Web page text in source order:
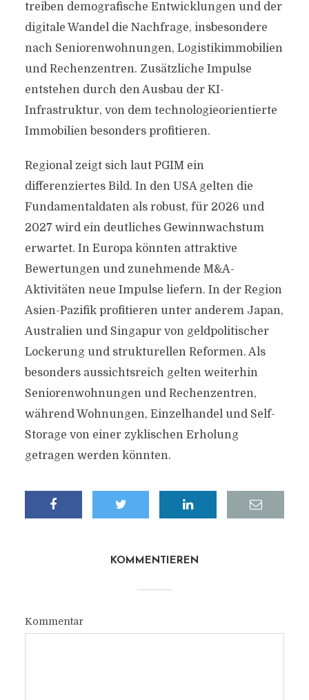
treiben demografische Entwicklungen und der
digitale Wandel die Nachfrage, insbesondere
nach Seniorenwohnungen, Logistikimmobilien
und Rechenzentren. Zusätzliche Impulse
entstehen durch den Ausbau der KI-
Infrastruktur, von dem technologieorientierte
Immobilien besonders profitieren.
Regional zeigt sich laut PGIM ein
differenziertes Bild. In den USA gelten die
Fundamentaldaten als robust, für 2026 und
2027 wird ein deutliches Gewinnwachstum
erwartet. In Europa könnten attraktive
Bewertungen und zunehmende M&A-
Aktivitäten neue Impulse liefern. In der Region
Asien-Pazifik profitieren unter anderem Japan,
Australien und Singapur von geldpolitischer
Lockerung und strukturellen Reformen. Als
besonders aussichtsreich gelten weiterhin
Seniorenwohnungen und Rechenzentren,
während Wohnungen, Einzelhandel und Self-
Storage von einer zyklischen Erholung
getragen werden könnten.
KOMMENTIEREN
Kommentar